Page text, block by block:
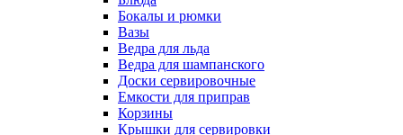
Бокалы и рюмки
Вазы
Ведра для льда
Ведра для шампанского
Доски сервировочные
Емкости для приправ
Корзины
Крышки для сервировки